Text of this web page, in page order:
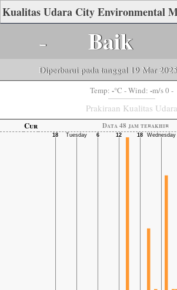
- Baik
Diperbarui pada tanggal 19 Mar
Temp: -°C - Wind: -m/s 0 -
Prakiraan Kualitas Udara
Cur Data 48 jam terakhir